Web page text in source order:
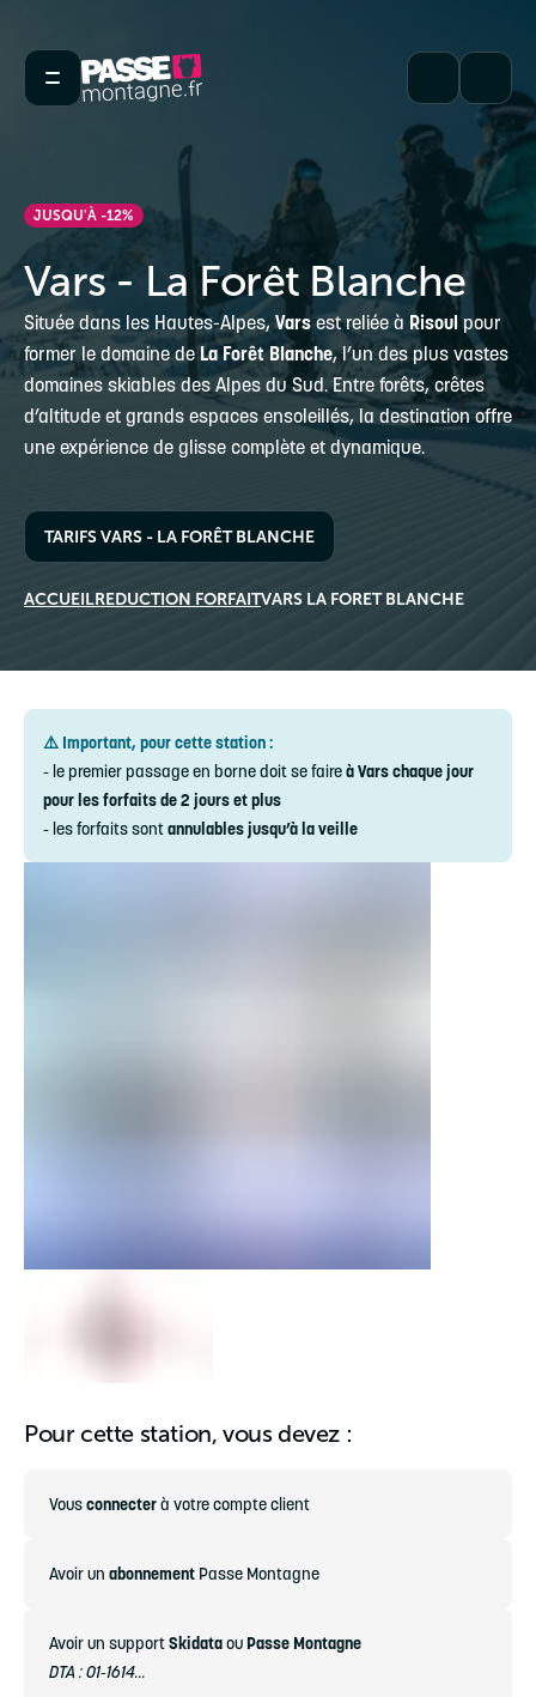
JUSQU'À -12%
Vars - La Forêt Blanche
Située dans les Hautes-Alpes,Vars est reliée à Risoul pour
former le domaine de La Forêt Blanche, l’un des plus vastes
domaines skiables des Alpes du Sud. Entre forêts, crêtes
d’altitude et grands espaces ensoleillés, la destination offre
une expérience de glisse complète et dynamique.
TARIFS VARS - LA FORÊT BLANCHE
ACCUEILREDUCTION FORFAITVARS LA FORET BLANCHE
Pour cette station, vous devez :
Vousconnecterà votre compte client
Avoir un abonnement Passe Montagne
Avoir un supportSkidataou Passe Montagne
DTA : 01-1614...
⚠️ Important, pour cette station :
- le premier passage en borne doit se faireà Vars chaque jour
pour les forfaits de 2 jours et plus
- les forfaits sontannulables jusqu’à la veille